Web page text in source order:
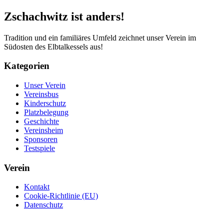
Zschachwitz ist anders!
Tradition und ein familiäres Umfeld zeichnet unser Verein im
Südosten des Elbtalkessels aus!
Kategorien
Unser Verein
Vereinsbus
Kinderschutz
Platzbelegung
Geschichte
Vereinsheim
Sponsoren
Testspiele
Verein
Kontakt
Cookie-Richtlinie (EU)
Datenschutz